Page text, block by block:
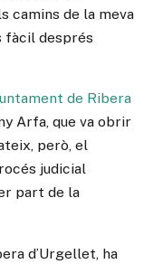
camins de la meva
fàcil després
de Ribera
Arfa, que va obrir
però, el
judicial
part de la
d’Urgellet, ha